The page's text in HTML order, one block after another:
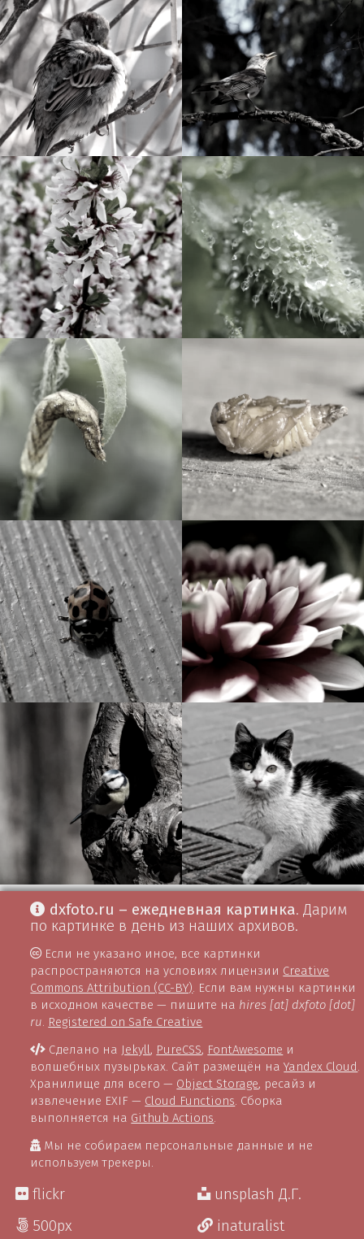
dxfoto.ru – ежедневная картинка. Дарим
по картинке в день из наших архивов.
Если не указано иное, все картинки
распространяются на условиях лицензии Creative
Commons Attribution (CC-BY). Если вам нужны картинки
в исходном качестве — пишите на hires [at] dxfoto [dot]
ru. Registered on Safe Creative
Сделано на Jekyll, PureCSS, FontAwesome и
волшебных пузырьках. Сайт размещён наYandex Cloud.
Хранилище для всего — Object Storage, ресайз и
извлечение EXIF — Cloud Functions. Сборка
выполняется на Github Actions.
Мы не собираем персональные данные и не
используем трекеры.
flickr
500px
unsplash Д.Г.
inaturalist